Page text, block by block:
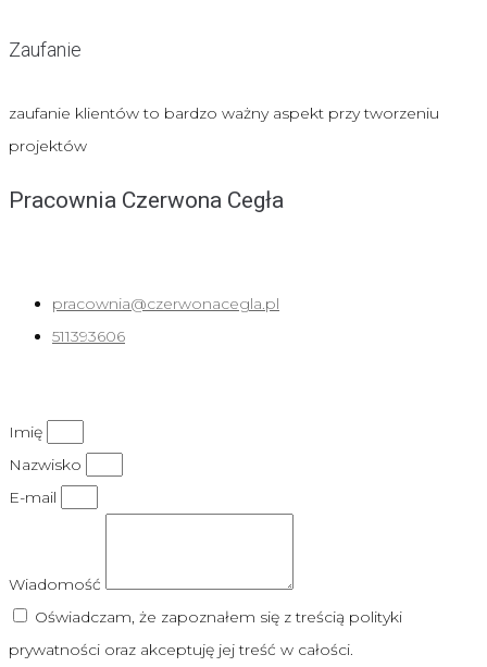
Zaufanie
zaufanie klientów to bardzo ważny aspekt przy tworzeniu
projektów
Pracownia Czerwona Cegła
pracownia@czerwonacegla.pl
511393606
Imię
Nazwisko
E-mail
Wiadomość
Oświadczam, że zapoznałem się z treścią polityki
prywatności oraz akceptuję jej treść w całości.